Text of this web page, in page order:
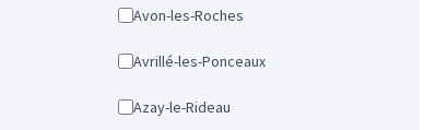
Avon-les-Roches
Avrillé-les-Ponceaux
Azay-le-Rideau